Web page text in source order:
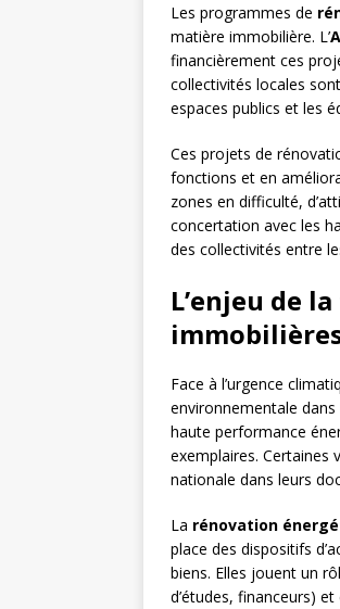
Les programmes de
matière immobilière. L’
financièrement ces
collectivités locales
espaces publics et les
Ces projets de
fonctions et en
zones en difficulté,
concertation avec les
des collectivités entre
L’enjeu de
Face à l’urgence
environnementale
haute performance
exemplaires. Certaines
nationale dans leurs
La rénovation
place des dispositifs
biens. Elles jouent un
d’études, financeurs)